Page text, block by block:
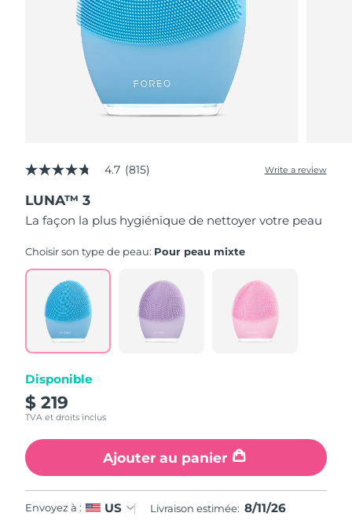
4.7
of
5
stars,
rating
Read
Reviews.
Same
page
link.
4.7 (815) Write a review
LUNA™ 3
La façon la plus hygiénique de nettoyer votre peau
Choisir son type de peau: Pour peau mixte
Disponible
$ 219
TVA et droits inclus
Ajouter au panier
Envoyez à : US Livraison estimée: 8/11/26